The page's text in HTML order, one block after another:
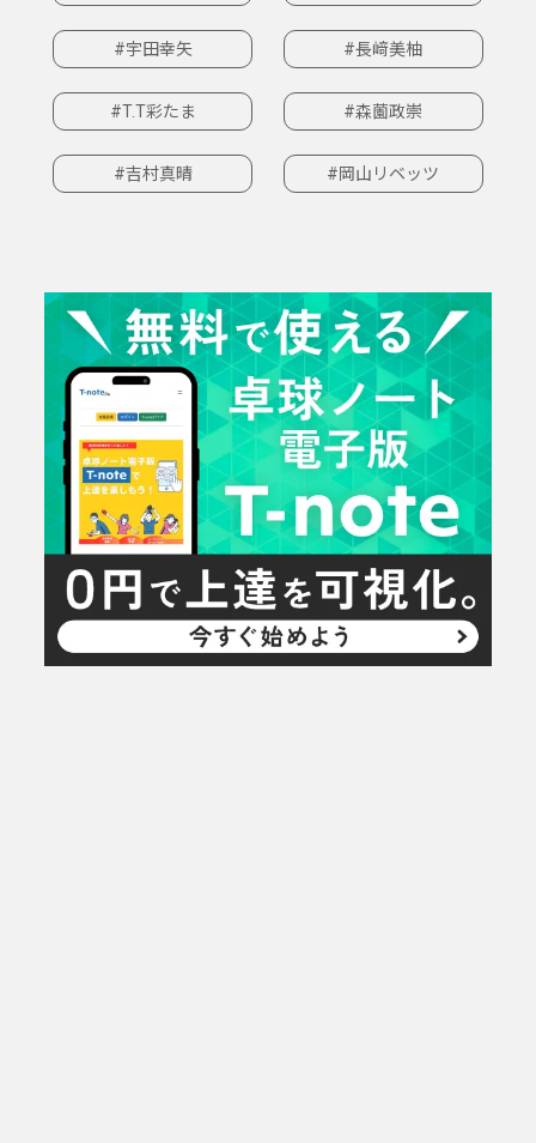
#宇田幸矢 #長﨑美柚
#T.T彩たま #森薗政崇
#吉村真晴 #岡山リベッツ